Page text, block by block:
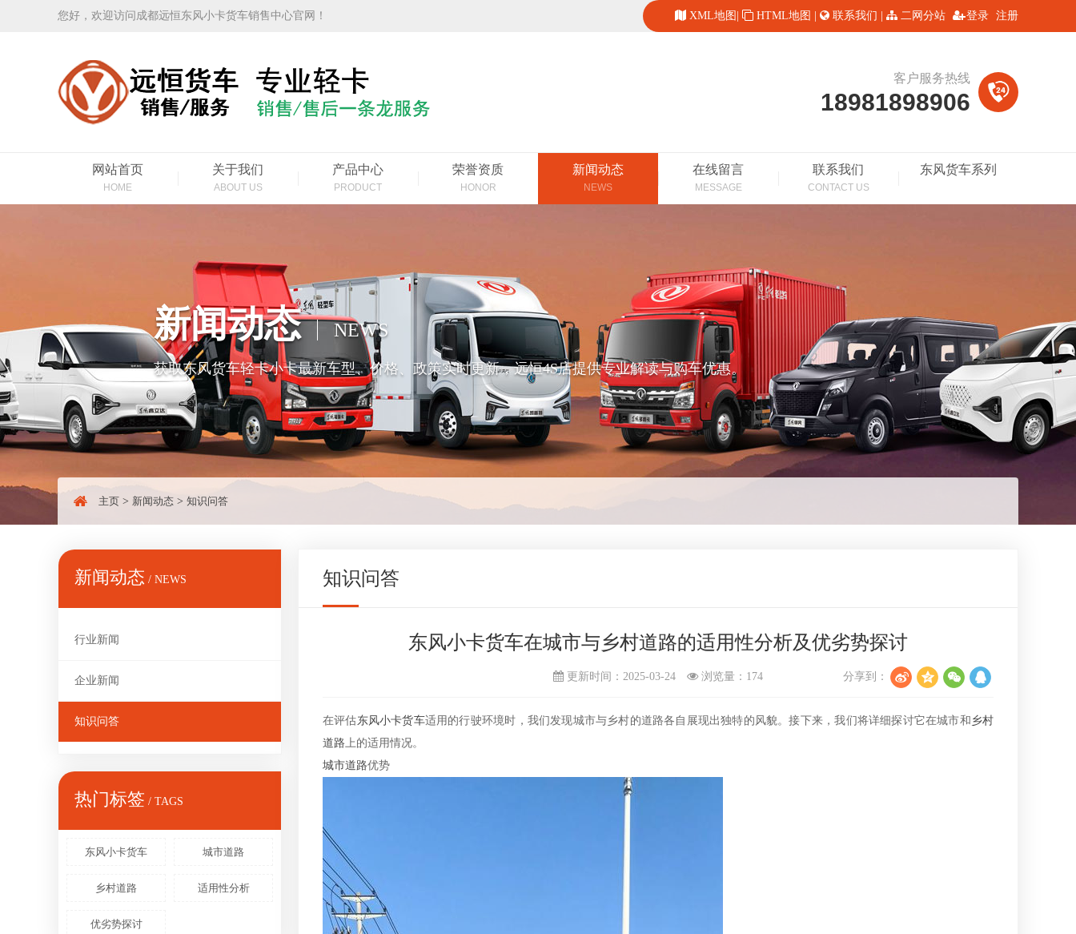
您好，欢迎访问成都远恒东风小卡货车销售中心官网！ XML地图 HTML地图 联系我们 二网分站 登录 注册
客户服务热线
18981898906
网站首页
HOME
关于我们
ABOUT US
产品中心
PRODUCT
荣誉资质
HONOR
新闻动态
NEWS
在线留言
MESSAGE
联系我们
CONTACT US
东风货车系列
新闻动态 NEWS
获取东风货车轻卡小卡最新车型、价格、政策实时更新，远恒4S店提供专业解读与购车优惠。
主页 > 新闻动态 > 知识问答
新闻动态 / NEWS
行业新闻
企业新闻
知识问答
热门标签 / TAGS
东风小卡货车 城市道路
乡村道路 适用性分析
优劣势探讨
知识问答
东风小卡货车在城市与乡村道路的适用性分析及优劣势探讨
更新时间：2025-03-24 浏览量： 174 分享到：
在评估东风小卡货车适用的行驶环境时，我们发现城市与乡村的道路各自展现出独特的风貌。接下来，我们将详细探讨它在城市和 乡村
道路上的适用情况。
城市道路优势